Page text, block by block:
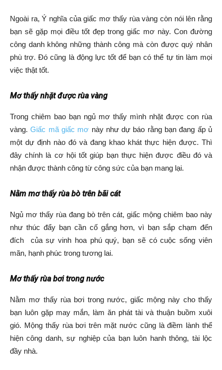
Ngoài ra, Ý nghĩa của giấc mơ thấy rùa vàng còn nói lên rằng
bạn sẽ gặp mọi điều tốt đẹp trong giấc mơ này. Con đường
công danh không những thành công mà còn được quý nhân
phù trợ. Đó cũng là động lực tốt để bạn có thể tự tin làm mọi
việc thật tốt.
Mơ thấy nhặt được rùa vàng
Trong chiêm bao bạn ngủ mơ thấy mình nhặt được con rùa
vàng.Giấc mã giấc mơ này như dự báo rằng bạn đang ấp ủ
một dự định nào đó và đang khao khát thực hiện được. Thì
đây chính là cơ hội tốt giúp bạn thực hiện được điều đó và
nhận được thành công từ công sức của bạn mang lại.
Nằm mơ thấy rùa bò trên bãi cát
Ngủ mơ thấy rùa đang bò trên cát, giấc mộng chiêm bao này
như thúc đẩy bạn cần cố gắng hơn, vì bạn sắp chạm đến
đích của sự vinh hoa phú quý, bạn sẽ có cuộc sống viên
mãn, hạnh phúc trong tương lai.
Mơ thấy rùa bơi trong nước
Nằm mơ thấy rùa bơi trong nước, giấc mộng này cho thấy
bạn luôn gặp may mắn, làm ăn phát tài và thuận buồm xuôi
gió. Mộng thấy rùa bơi trên mặt nước cũng là điềm lành thể
hiện công danh, sự nghiệp của bạn luôn hanh thông, tài lộc
đầy nhà.